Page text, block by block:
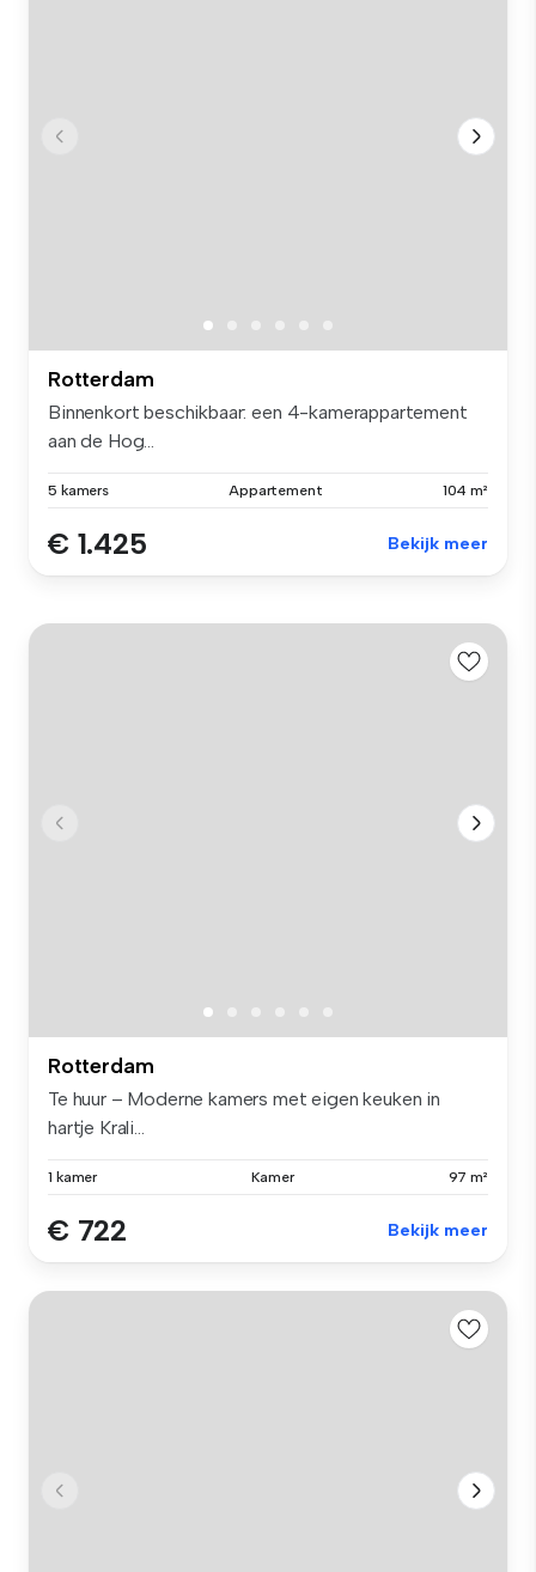
Rotterdam
Binnenkort beschikbaar: een 4-kamerappartement
aan de Hog...
5 kamers Appartement 104 m²
€ 1.425 Bekijk meer
Rotterdam
Te huur – Moderne kamers met eigen keuken in
hartje Krali...
1 kamer Kamer 97 m²
€ 722 Bekijk meer